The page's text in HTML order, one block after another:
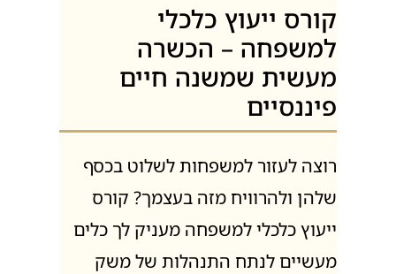
קורס ייעוץ כלכלי
למשפחה – הכשרה
מעשית שמשנה חיים
פיננסיים
רוצה לעזור למשפחות לשלוט בכסף
שלהן ולהרוויח מזה בעצמך? קורס
ייעוץ כלכלי למשפחה מעניק לך כלים
מעשיים לנתח התנהלות של משק